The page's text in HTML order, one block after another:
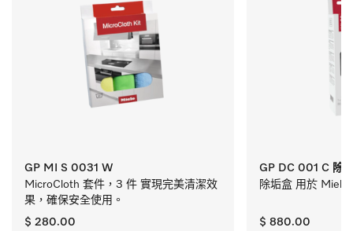
GP MI S 0031 W
MicroCloth 套件，3 件 實現完美清潔效
果，確保安全使用。
$ 280.00
GP DC 001 C 除
除垢盒 用於
$ 880.00